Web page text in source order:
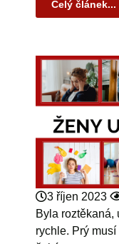
Celý článek...
3 říjen 2023
Byla roztěkaná,
rychle. Prý